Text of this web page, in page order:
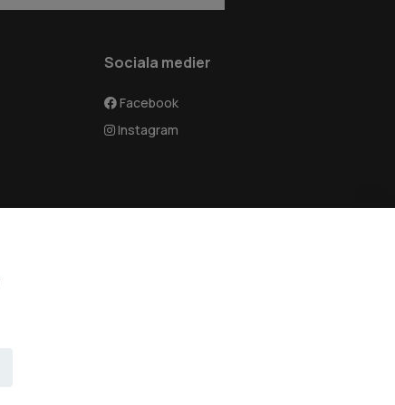
Sociala medier
Facebook
Instagram